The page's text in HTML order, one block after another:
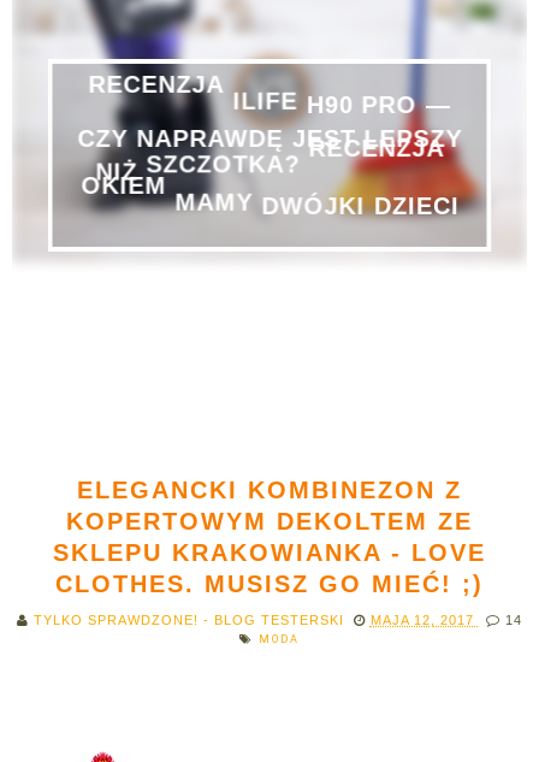
RECENZJA ILIFE H90 PRO
CZY
NAPRAWDĘ JEST LEPSZY
NIŻ SZCZOTKA?
RECENZJA
OKIEM MAMY DWÓJKI DZIECI
ELEGANCKI KOMBINEZON Z
KOPERTOWYM DEKOLTEM ZE
SKLEPU KRAKOWIANKA - LOVE
CLOTHES. MUSISZ GO MIEĆ! ;)
TYLKO SPRAWDZONE! - BLOG TESTERSKI MAJA 12, 2017 14
MODA